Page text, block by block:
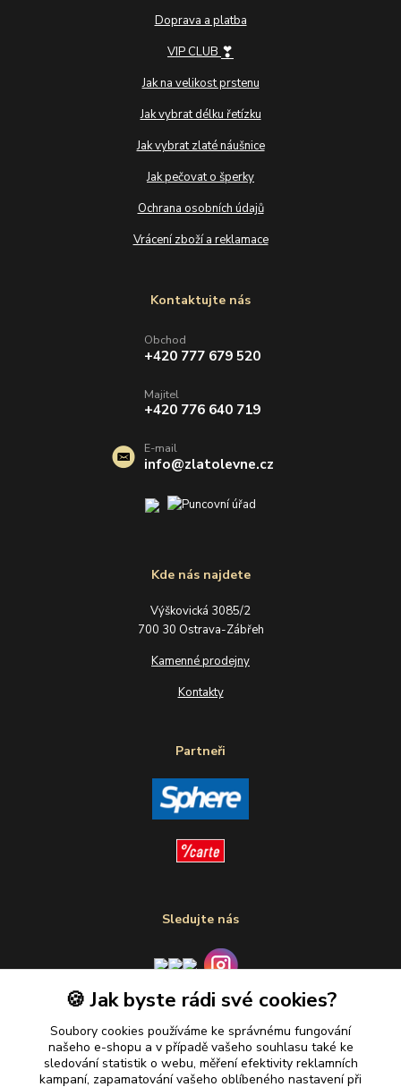
Doprava a platba
VIP CLUB ❣
Jak na velikost prstenu
Jak vybrat délku řetízku
Jak vybrat zlaté náušnice
Jak pečovat o šperky
Ochrana osobních údajů
Vrácení zboží a reklamace
Kde nás najdete
Výškovická 3085/2
700 30 Ostrava-Zábřeh
Kamenné prodejny
Kontakty
Partneři
Sledujte nás
Plaťte u nás bezpečně
Kontaktujte nás
Obchod
+420 777 679 520
Majitel
+420 776 640 719
E-mail
info@zlatolevne.cz
🍪 Jak byste rádi své cookies?
Soubory cookies používáme ke správnému fungování
našeho e-shopu a v případě vašeho souhlasu také ke
sledování statistik o webu, měření efektivity reklamních
kampaní, zapamatování vašeho oblíbeného nastavení při